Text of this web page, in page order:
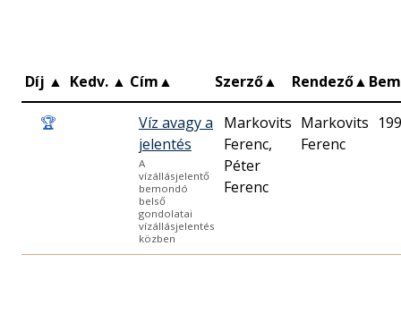
Díj ▲ Kedv. ▲ Cím▲ Szerző▲ Rendező▲
🏆
Víz avagy a
jelentés
A
vízállásjelentő
bemondó
belső
gondolatai
vízállásjelentés
közben
Markovits
Ferenc,
Péter
Ferenc
Markovits
Ferenc